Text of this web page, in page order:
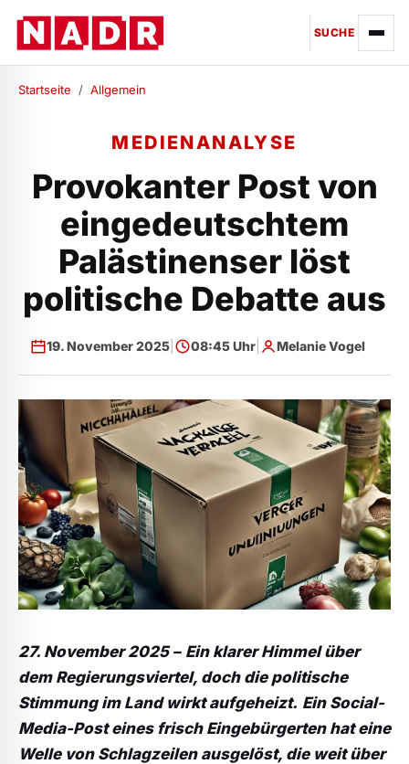
SUCHE
Startseite / Allgemein
MEDIENANALYSE
Provokanter Post von
eingedeutschtem
Palästinenser löst
politische Debatte aus
19. November 2025 08:45 Uhr Melanie Vogel
27. November 2025 – Ein klarer Himmel über
dem Regierungsviertel, doch die politische
Stimmung im Land wirkt aufgeheizt. Ein Social-
Media-Post eines frisch Eingebürgerten hat eine
Welle von Schlagzeilen ausgelöst, die weit über